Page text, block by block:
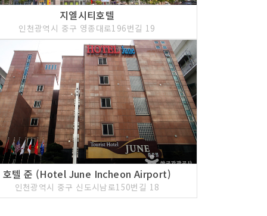
지엘시티호텔
인천광역시 중구 영종대로196번길 19
호텔 준 (Hotel June Incheon Airport)
인천광역시 중구 신도시남로150번길 18